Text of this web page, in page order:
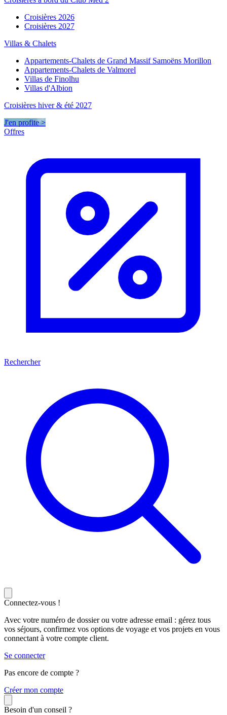
Croisières 2026
Croisières 2027
Villas & Chalets
Appartements-Chalets de Grand Massif Samoëns Morillon
Appartements-Chalets de Valmorel
Villas de Finolhu
Villas d'Albion
Croisières hiver & été 2027
J'en profite >
Offres
Rechercher
Connectez-vous !
Avec votre numéro de dossier ou votre adresse email : gérez tous
vos séjours, confirmez vos options de voyage et vos projets en vous
connectant à votre compte client.
Se connecter
Pas encore de compte ?
Créer mon compte
Besoin d'un conseil ?